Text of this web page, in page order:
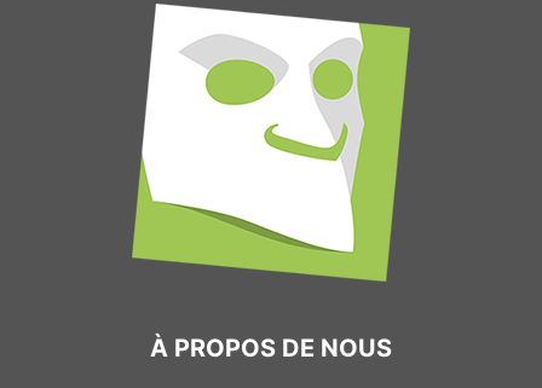
À PROPOS DE NOUS